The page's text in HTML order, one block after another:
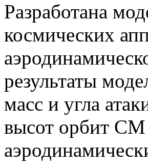
Разработана
космических
результаты
масс и угла
высот орбит